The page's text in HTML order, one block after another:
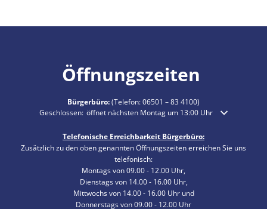
Öffnungszeiten
Bürgerbüro:(Telefon:06501 – 83 4100)
Klicken, um weitere Öffnungs- oder Schließzeiten auszublenden
Geschlossen: öffnet nächsten Montag um 13:00 Uhr
Telefonische Erreichbarkeit Bürgerbüro:
Zusätzlich zu den oben genannten Öffnungszeiten erreichen Sie uns
telefonisch:
Montags von 09.00 - 12.00 Uhr,
Dienstags von 14.00 - 16.00 Uhr,
Mittwochs von 14.00 - 16.00 Uhr und
Donnerstags von 09.00 - 12.00 Uhr